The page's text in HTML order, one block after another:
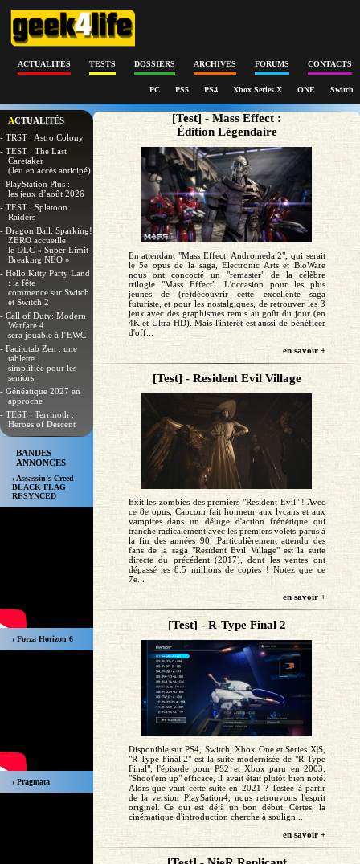
ACTUALITÉS TESTS DOSSIERS ARCHIVES FORUMS CONTACTS
PC PS5 PS4 Xbox Series X ONE Switch
ACTUALITÉS
- TRST : Astro Colony
- TEST : The Last
Caretaker
(Jeu en accès anticipé)
- PlayStation Plus :
les jeux d’août 2026
- TEST : Splatoon
Raiders
- Dragon Ball: Sparking!
ZERO accueille
le DLC « Super Limit-
Breaking NEO »
- Hello Kitty Party Land
: la fête
commence sur Switch
et Switch 2
- Call of Duty: Modern
Warfare 4
sera jouable à l’EWC
- Facilotab Zen : une
tablette
simplifiée pour les
seniors
- Généatique 2027 en
approche
- TEST : Terrinoth :
Heroes of Descent
BANDES
ANNONCES
› Assassin’s Creed
BLACK FLAG
RESYNCED
› Forza Horizon 6
› Pragmata
[Test] - Mass Effect :
Édition Légendaire
En attendant "Mass Effect: Andromeda 2", qui serait
le 5e opus de la saga, Electronic Arts et BioWare
nous ont concocté un "remaster" de la célèbre
trilogie "Mass Effect". L'occasion pour les plus
jeunes de (re)découvrir cette excellente saga
futuriste, et pour les nostalgiques, de retrouver les 3
jeux avec des graphismes remis au goût du jour (en
4K et Ultra HD). Mais l'intérêt est aussi de bénéficer
d'off...
en savoir +
[Test] - Resident Evil Village
Exit les zombies des premiers "Resident Evil" ! Avec
ce 8e opus, Capcom fait honneur aux lycans et aux
vampires dans un déluge d'action frénétique qui
tranche radicalement avec les premiers volets parus à
la fin des années 90. Particulièrement attendu des
fans de la saga "Resident Evil Village" est la suite
directe du précédent (2017), dont les ventes ont
dépassé les 8.5 millions de copies ! Notez que ce
7e...
en savoir +
[Test] - R-Type Final 2
Disponible sur PS4, Switch, Xbox One et Series X|S,
"R-Type Final 2" est la suite modernisée de "R-Type
Final", l'épisode pour PS2 et Xbox paru en 2003.
"Shoot'em up" efficace, il avait était plutôt bien noté.
Alors que vaut cette suite en 2021 ? Testée à partir
de la version PlaySation4, nous retrouvons l'esprit
originel. Ce qui est déjà un bon début. Certes, la
cinématique d'introduction cherche à soulign...
en savoir +